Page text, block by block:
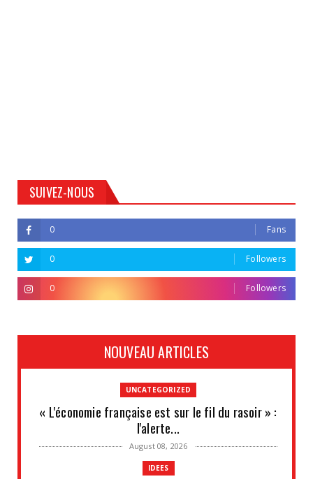
SUIVEZ-NOUS
0 Fans
0 Followers
0 Followers
NOUVEAU ARTICLES
UNCATEGORIZED
« L'économie française est sur le fil du rasoir » :
l'alerte...
August 08, 2026
IDEES